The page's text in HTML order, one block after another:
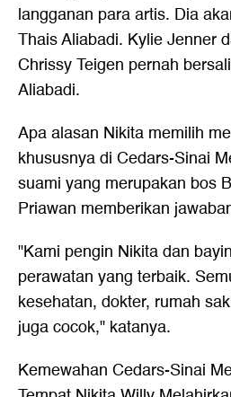
langganan para artis. Dia
Thais Aliabadi. Kylie Jenner
Chrissy Teigen pernah
Aliabadi.
Apa alasan Nikita memilih
khususnya di Cedars-Sinai
suami yang merupakan bos
Priawan memberikan
"Kami pengin Nikita dan
perawatan yang terbaik.
kesehatan, dokter, rumah
juga cocok," katanya.
Kemewahan Cedars-Sinai